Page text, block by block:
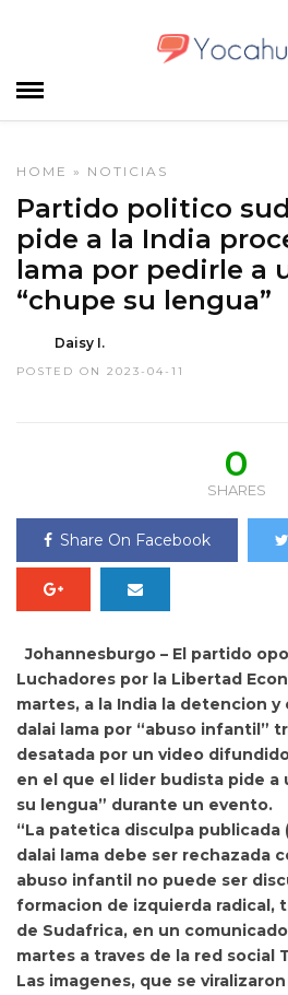
HOME » NOTICIAS
Partido politico
pide a la India
lama por pedirle a
“chupe su lengua”
Daisy I.
POSTED ON 2023-04-11
0
SHARES
Share On Facebook
Johannesburgo – El partido
Luchadores por la Libertad
martes, a la India la detencion y
dalai lama por “abuso infantil”
desatada por un video
en el que el lider budista pide a
su lengua” durante un evento.
“La patetica disculpa publicada
dalai lama debe ser rechazada
abuso infantil no puede ser
formacion de izquierda radical,
de Sudafrica, en un
martes a traves de la red social
Las imagenes, que se